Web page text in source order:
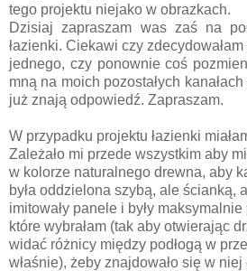
tego projektu niejako w obrazkach.
Dzisiaj zapraszam was zaś na
łazienki. Ciekawi czy
jednego, czy ponownie coś
mną na moich pozostałych
już znają odpowiedź. Zapraszam.
W przypadku projektu łazienki
Zależało mi przede wszystkim aby
w kolorze naturalnego drewna, aby
była oddzielona szybą, ale ścianką,
imitowały panele i były
które wybrałam (tak aby otwierając
widać różnicy między podłogą w
właśnie), żeby znajdowało się w niej